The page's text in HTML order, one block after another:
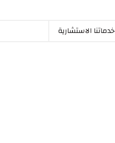
خدماتنا الاستشارية